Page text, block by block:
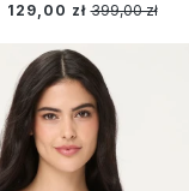
129,00 zł 399,00 zł